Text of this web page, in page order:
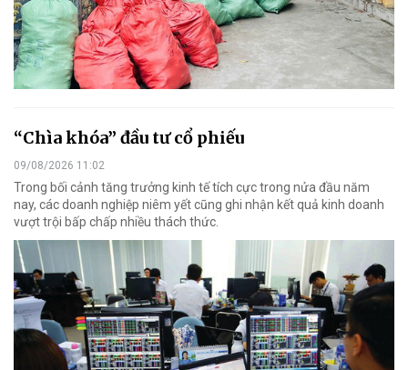
“Chìa khóa” đầu tư cổ phiếu
09/08/2026 11:02
Trong bối cảnh tăng trưởng kinh tế tích cực trong nửa đầu năm
nay, các doanh nghiệp niêm yết cũng ghi nhận kết quả kinh doanh
vượt trội bấp chấp nhiều thách thức.